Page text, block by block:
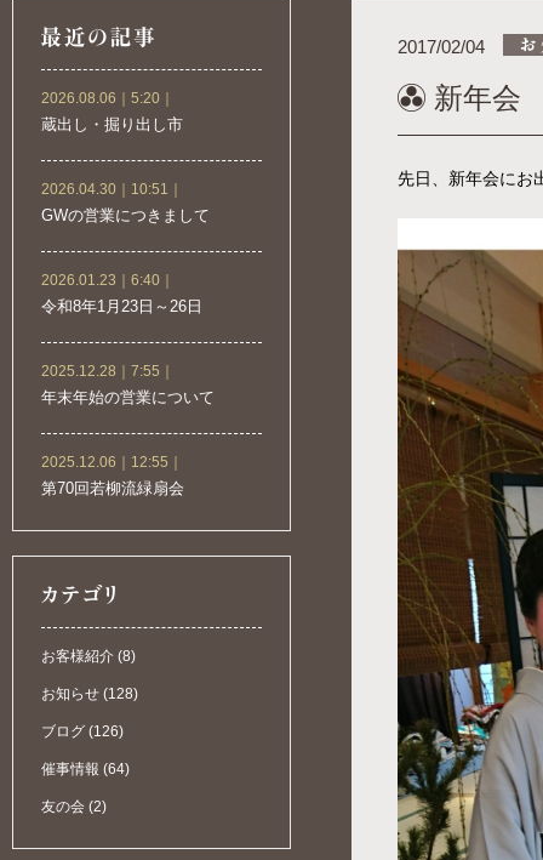
2026.08.06｜5:20｜
蔵出し・掘り出し市
2026.04.30｜10:51｜
GWの営業につきまして
2026.01.23｜6:40｜
令和8年1月23日～26日
2025.12.28｜7:55｜
年末年始の営業について
2025.12.06｜12:55｜
第70回若柳流緑扇会
お客様紹介 (8)
お知らせ (128)
ブログ (126)
催事情報 (64)
友の会 (2)
2017/02/04
新年会
先日、新年会にお